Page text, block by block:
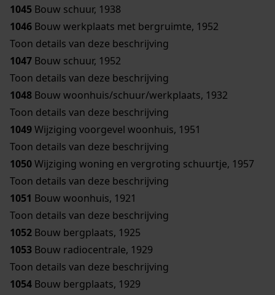
1045 Bouw schuur, 1938
1046 Bouw werkplaats met bergruimte, 1952
Toon details van deze beschrijving
1047 Bouw schuur, 1952
Toon details van deze beschrijving
1048 Bouw woonhuis/schuur/werkplaats, 1932
Toon details van deze beschrijving
1049Wijziging voorgevel woonhuis, 1951
Toon details van deze beschrijving
1050Wijziging woning en vergroting schuurtje, 1957
Toon details van deze beschrijving
1051 Bouw woonhuis, 1921
Toon details van deze beschrijving
1052 Bouw bergplaats, 1925
1053 Bouw radiocentrale, 1929
Toon details van deze beschrijving
1054 Bouw bergplaats, 1929